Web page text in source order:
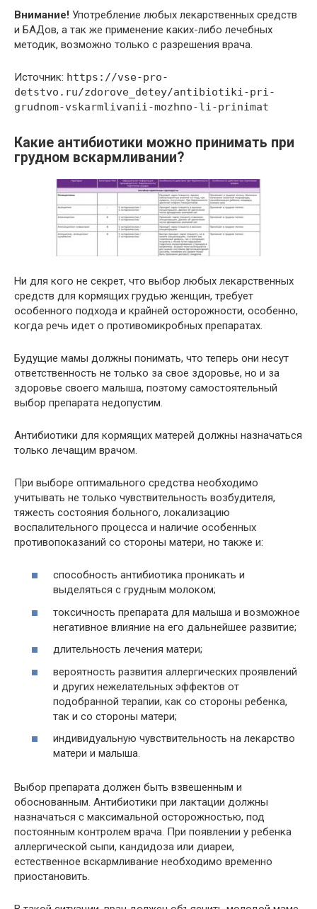
Внимание! Употребление любых лекарственных средств
и БАДов, а так же применение каких-либо лечебных
методик, возможно только с разрешения врача.
Источник: https://vse-pro-
detstvo.ru/zdorove_detey/antibiotiki-pri-
grudnom-vskarmlivanii-mozhno-li-prinimat
Какие антибиотики можно принимать при
грудном вскармливании?
Ни для кого не секрет, что выбор любых лекарственных
средств для кормящих грудью женщин, требует
особенного подхода и крайней осторожности, особенно,
когда речь идет о противомикробных препаратах.
Будущие мамы должны понимать, что теперь они несут
ответственность не только за свое здоровье, но и за
здоровье своего малыша, поэтому самостоятельный
выбор препарата недопустим.
Антибиотики для кормящих матерей должны назначаться
только лечащим врачом.
При выборе оптимального средства необходимо
учитывать не только чувствительность возбудителя,
тяжесть состояния больного, локализацию
воспалительного процесса и наличие особенных
противопоказаний со стороны матери, но также и:
способность антибиотика проникать и
выделяться с грудным молоком;
токсичность препарата для малыша и возможное
негативное влияние на его дальнейшее развитие;
длительность лечения матери;
вероятность развития аллергических проявлений
и других нежелательных эффектов от
подобранной терапии, как со стороны ребенка,
так и со стороны матери;
индивидуальную чувствительность на лекарство
матери и малыша.
Выбор препарата должен быть взвешенным и
обоснованным. Антибиотики при лактации должны
назначаться с максимальной осторожностью, под
постоянным контролем врача. При появлении у ребенка
аллергической сыпи, кандидоза или диареи,
естественное вскармливание необходимо временно
приостановить.